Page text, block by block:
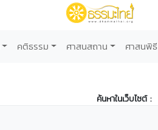
คติธรรม ศาสนสถาน ศาสนพิธี
ค้นหาในเว็บไซต์ :